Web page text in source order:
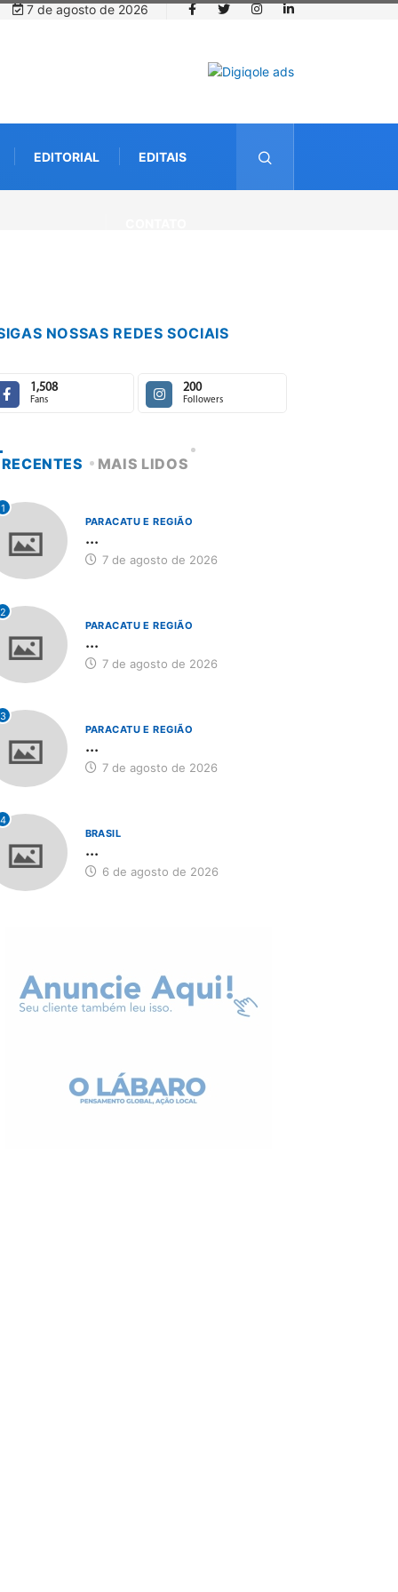
7 de agosto de 2026
EDITORIAL EDITAIS
NOSSAS REDES SOCIAIS
1,508
Fans
200
Followers
RECENTES MAIS LIDOS
1
PARACATU E REGIÃO
...
7 de agosto de 2026
2
PARACATU E REGIÃO
...
7 de agosto de 2026
3
PARACATU E REGIÃO
...
7 de agosto de 2026
4
BRASIL
...
6 de agosto de 2026